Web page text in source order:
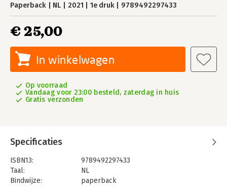
Paperback NL 2021 1e druk 9789492297433
€ 25,00
In winkelwagen
Op voorraad
Vandaag voor 23:00 besteld, zaterdag in huis
Gratis verzonden
Specificaties
ISBN13:
9789492297433
Taal:
NL
Bindwijze:
paperback